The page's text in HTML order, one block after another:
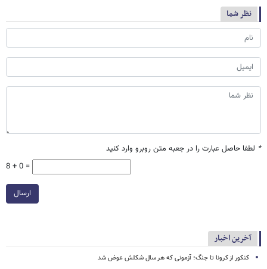
نظر شما
* لطفا حاصل عبارت را در جعبه متن روبرو وارد کنید
8 + 0 =
ارسال
آخرین اخبار
کنکور از کرونا تا جنگ؛ آزمونی که هر سال شکلش عوض شد